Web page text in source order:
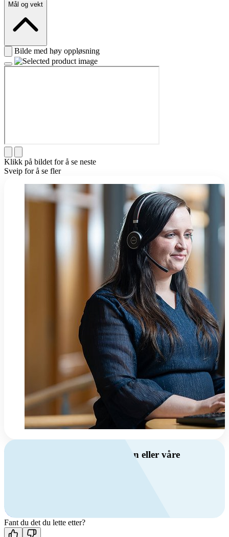
Mål og vekt
Bilde med høy oppløsning
Klikk på bildet for å se neste
Sveip for å se fler
Har du spørsmål om ventilasjon eller våre
Kontakt oss
Fant du det du lette etter?